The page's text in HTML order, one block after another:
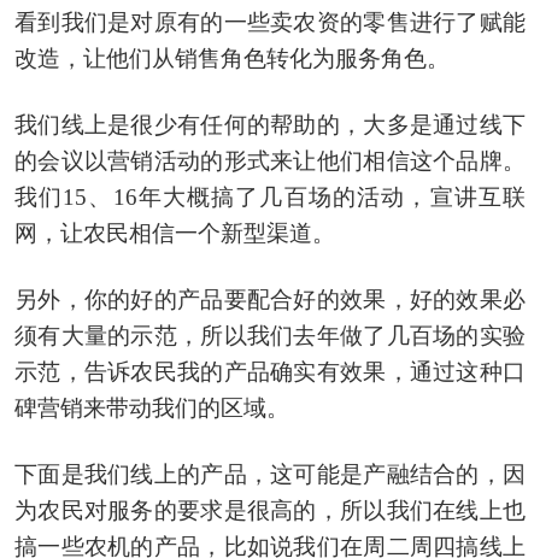
看到我们是对原有的一些卖农资的零售进行了赋能
改造，让他们从销售角色转化为服务角色。
我们线上是很少有任何的帮助的，大多是通过线下
的会议以营销活动的形式来让他们相信这个品牌。
我们15、16年大概搞了几百场的活动，宣讲互联
网，让农民相信一个新型渠道。
另外，你的好的产品要配合好的效果，好的效果必
须有大量的示范，所以我们去年做了几百场的实验
示范，告诉农民我的产品确实有效果，通过这种口
碑营销来带动我们的区域。
下面是我们线上的产品，这可能是产融结合的，因
为农民对服务的要求是很高的，所以我们在线上也
搞一些农机的产品，比如说我们在周二周四搞线上